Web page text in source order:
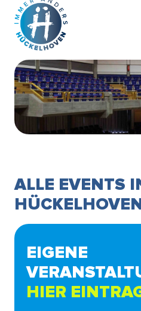
Zum Hauptinhalt springen
ALLE EVENTS
EIGENE
HIER